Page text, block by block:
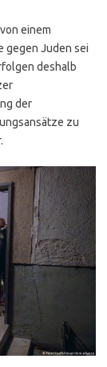
einem
gegen Juden sei
deshalb
der
zu